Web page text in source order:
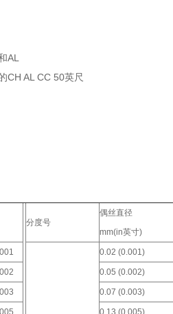
AL
CH AL CC 50英尺
分度号
偶丝直径
mm(in英寸)
0.02 (0.001)
0.05 (0.002)
0.07 (0.003)
0.13 (0.005)